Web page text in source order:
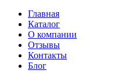
Главная
Каталог
О компании
Отзывы
Контакты
Блог